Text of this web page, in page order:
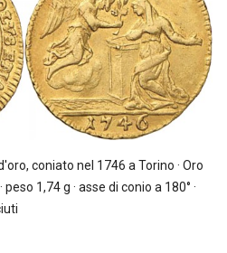
coniato nel 1746 a Torino · Oro
1,74 g · asse di conio a 180° ·